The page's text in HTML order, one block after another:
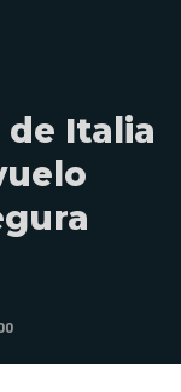
Italia